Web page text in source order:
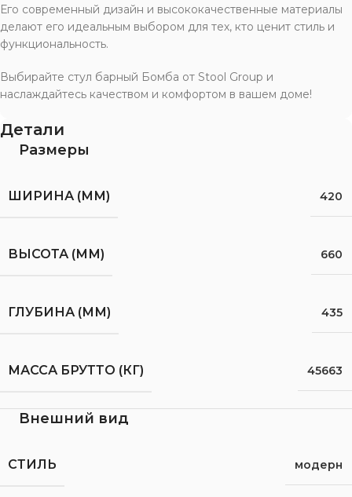
Его современный дизайн и высококачественные материалы
делают его идеальным выбором для тех, кто ценит стиль и
функциональность.
Выбирайте стул барный Бомба от Stool Group и
наслаждайтесь качеством и комфортом в вашем доме!
Детали
Размеры
ШИРИНА (ММ) 420
ВЫСОТА (ММ) 660
ГЛУБИНА (ММ) 435
МАССА БРУТТО (КГ) 45663
Внешний вид
СТИЛЬ модерн